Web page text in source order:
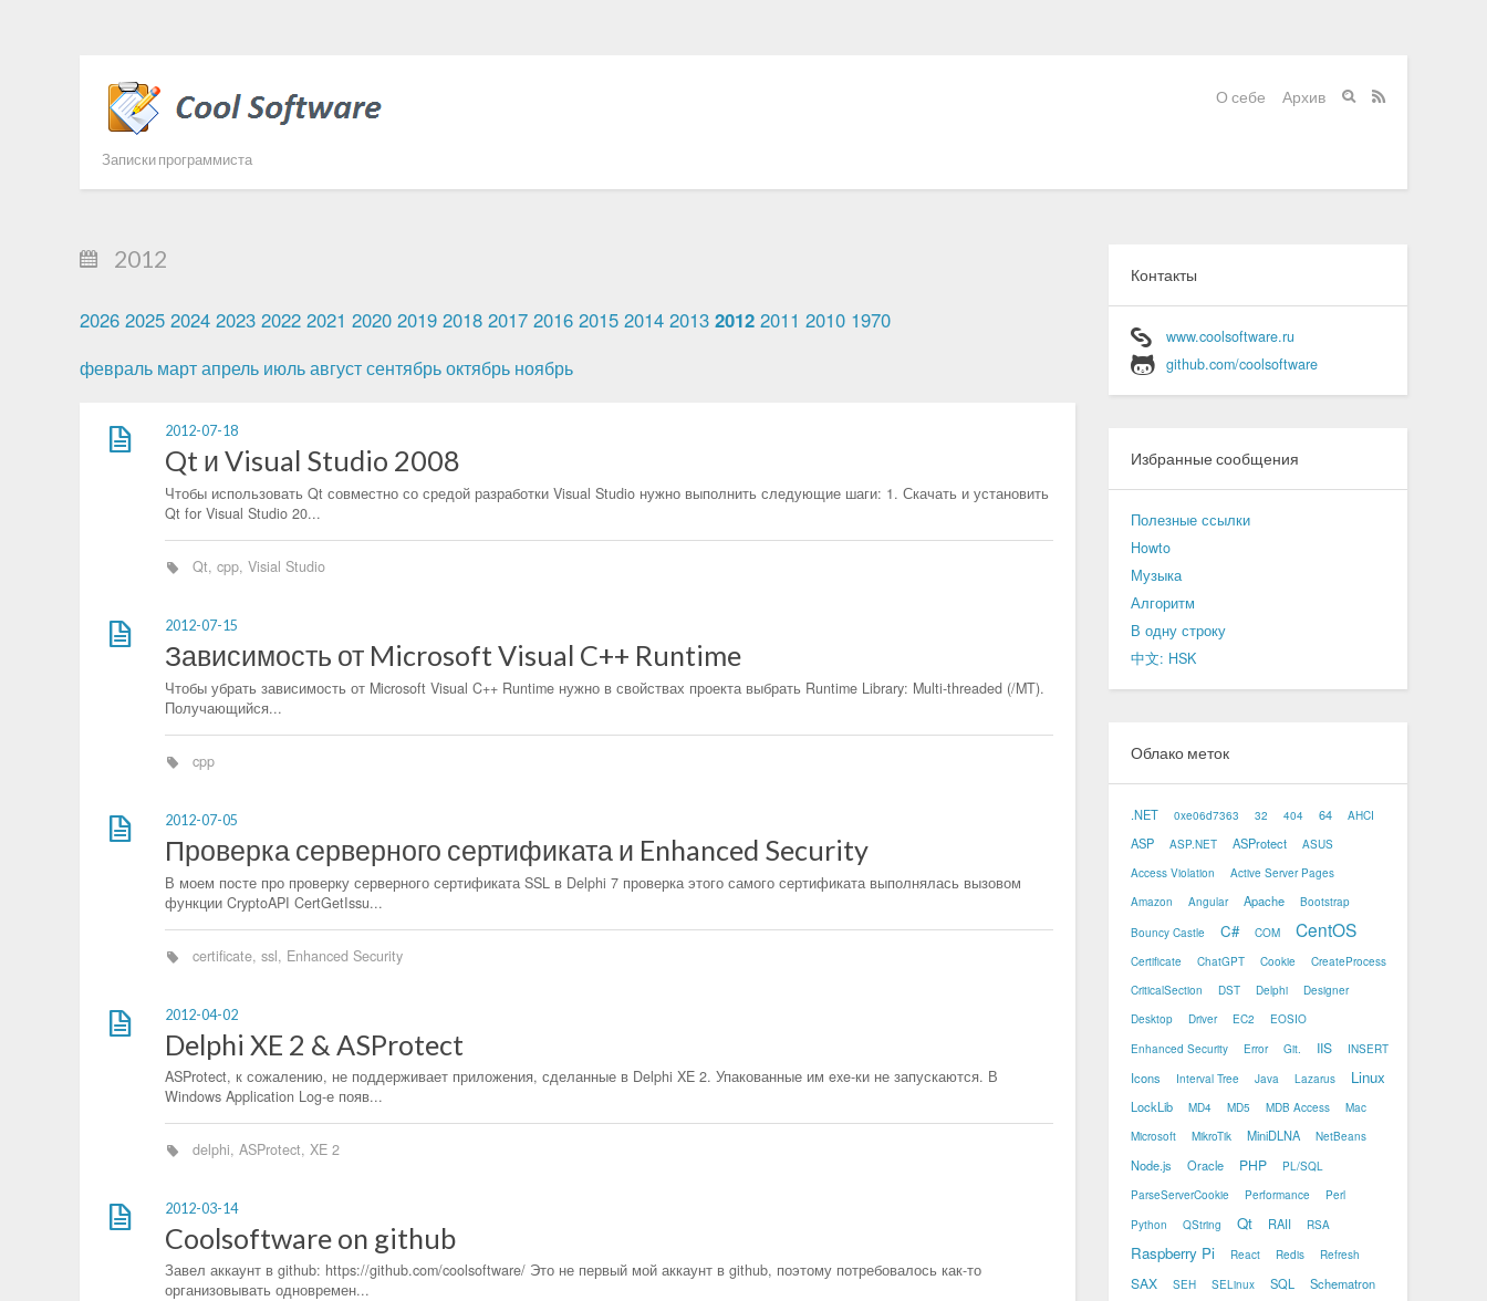
Записки программиста
О себе Архив  
2012
2026 2025 2024 2023 2022 2021 2020 2019 2018 2017 2016 2015 2014 2013 2012 2011 2010 1970
февраль мартапрель июльавгустсентябрьоктябрь ноябрь
2012-07-18
Qt и Visual Studio 2008
Чтобы использовать Qt совместно со средой разработки Visual Studio нужно выполнить следующие шаги: 1. Скачать и установить
Qt for Visual Studio 20...
Qt, cpp, Visial Studio
2012-07-15
Зависимость от Microsoft Visual C++ Runtime
Чтобы убрать зависимость от Microsoft Visual C++ Runtime нужно в свойствах проекта выбрать Runtime Library: Multi-threaded (/MT).
Получающийся...
cpp
2012-07-05
Проверка серверного сертификата и Enhanced Security
В моем посте про проверку серверного сертификата SSL в Delphi 7 проверка этого самого сертификата выполнялась вызовом
функции CryptoAPI CertGetIssu...
certificate, ssl, Enhanced Security
2012-04-02
Delphi XE 2 & ASProtect
ASProtect, к сожалению, не поддерживает приложения, сделанные в Delphi XE 2. Упакованные им exe-ки не запускаются. В
Windows Application Log-е появ...
delphi, ASProtect, XE 2
2012-03-14
Coolsoftware on github
Завел аккаунт в github: https://github.com/coolsoftware/ Это не первый мой аккаунт в github, поэтому потребовалось как-то
организовывать одновремен...
Контакты
www.coolsoftware.ru
github.com/coolsoftware
Избранные сообщения
Полезные ссылки
Howto
Музыка
Алгоритм
В одну строку
中文: HSK
Облако меток
.NET 0xe06d7363 32 404 64 AHCI
ASP ASP.NET ASProtect
ASUS
Access Violation
Active Server Pages
Amazon
Angular Apache
Bootstrap
Bouncy Castle
C# COM CentOS
Certificate ChatGPT Cookie
CreateProcess
CriticalSection
DST Delphi
Designer
Desktop
Driver EC2
EOSIO
Enhanced Security
Error Git. IIS INSERT
Icons Interval Tree Java Lazarus Linux
LockLib MD4 MD5 MDB Access
Mac
Microsoft
MikroTik MiniDLNA NetBeans
Node.js Oracle PHP
PL/SQL
ParseServerCookie
Performance
Perl
Python
QString Qt RAII RSA
Raspberry Pi React Redis Refresh
SAX SEH SELinux SQL Schematron